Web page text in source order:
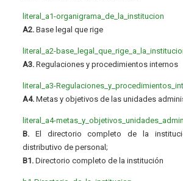
literal_a1-organigrama_de_la_institucion
A2. Base legal que rige
literal_a2-
A3. Regulaciones y procedimientos internos
literal_a3-
A4. Metas y objetivos de las unidades
literal_a4-
B. El directorio completo de la
distributivo de personal;
B1. Directorio completo de la institución